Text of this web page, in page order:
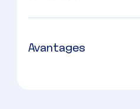
Avantages